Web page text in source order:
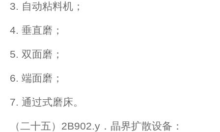
3. 自动粘料机；
4. 垂直磨；
5. 双面磨；
6. 端面磨；
7. 通过式磨床。
（二十五）2B902.y．晶界扩散设备：